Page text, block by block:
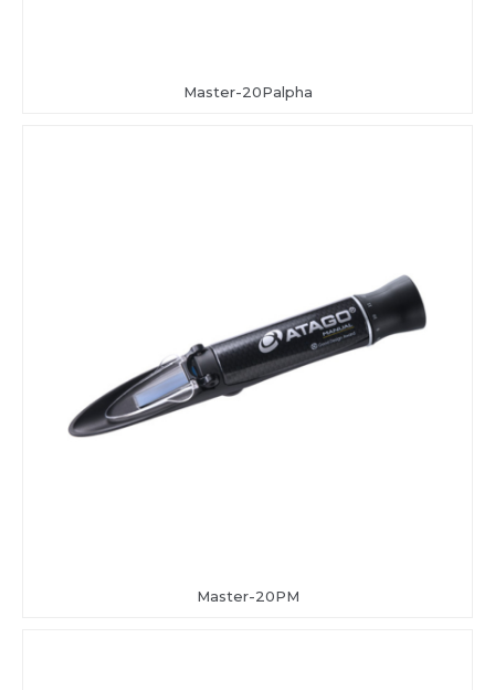
Master-20Palpha
Master-20PM